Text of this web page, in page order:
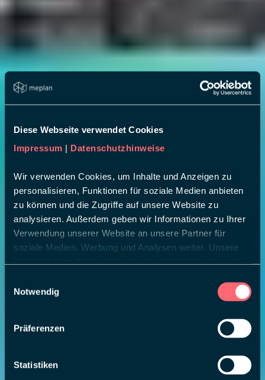
Diese Webseite verwendet Cookies
Impressum | Datenschutzhinweise
Wir verwenden Cookies, um Inhalte und Anzeigen zu
personalisieren, Funktionen für soziale Medien anbieten
zu können und die Zugriffe auf unsere Website zu
analysieren. Außerdem geben wir Informationen zu Ihrer
Verwendung unserer Website an unsere Partner für
soziale Medien, Werbung und Analysen weiter. Unsere
haben oder die sie im Rahmen Ihrer Nutzung der Dienste
Notwendig
Präferenzen
Statistiken